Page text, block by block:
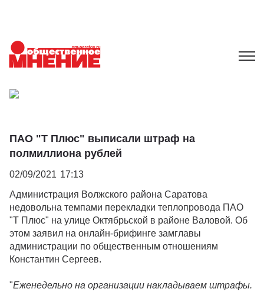
ПАО "Т Плюс" выписали штраф на
полмиллиона рублей
02/09/2021 17:13
Администрация Волжского района Саратова
недовольна темпами перекладки теплопровода ПАО
"Т Плюс" на улице Октябрьской в районе Валовой. Об
этом заявил на онлайн-брифинге замглавы
администрации по общественным отношениям
Константин Сергеев.
"Еженедельно на организации накладываем штрафы.